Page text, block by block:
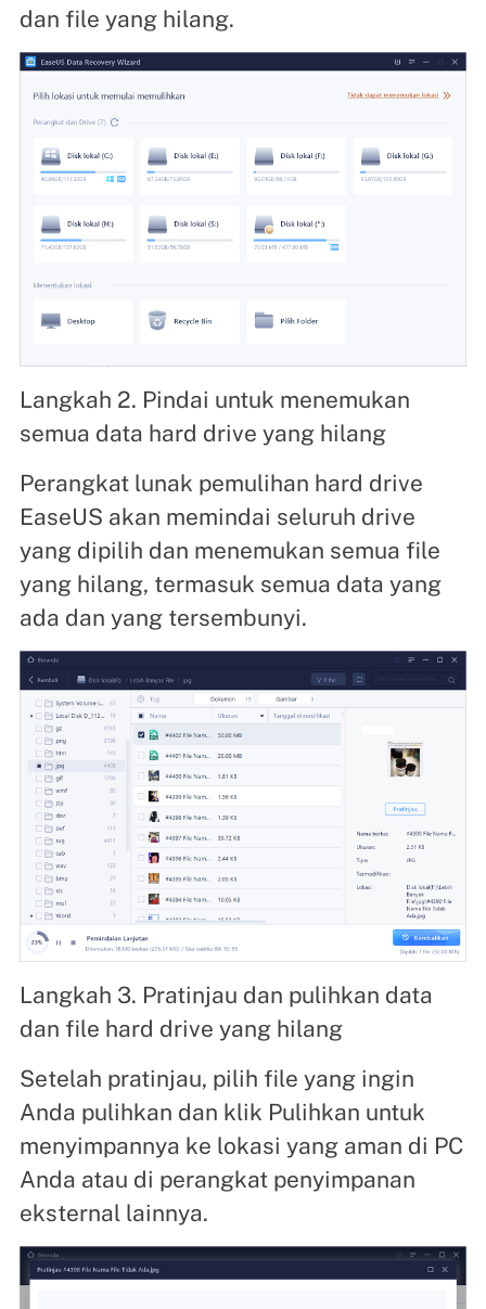
dan file yang hilang.
Langkah 2. Pindai untuk menemukan
semua data hard drive yang hilang
Perangkat lunak pemulihan hard drive
EaseUS akan memindai seluruh drive
yang dipilih dan menemukan semua file
yang hilang, termasuk semua data yang
ada dan yang tersembunyi.
Langkah 3. Pratinjau dan pulihkan data
dan file hard drive yang hilang
Setelah pratinjau, pilih file yang ingin
Anda pulihkan dan klik Pulihkan untuk
menyimpannya ke lokasi yang aman di PC
Anda atau di perangkat penyimpanan
eksternal lainnya.